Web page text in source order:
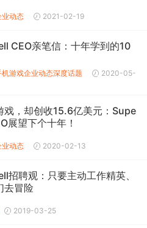
业动态 2021-02-19
CEO亲笔信：十年学到的10
机游戏企业动态深度话题
2020-05-
戏，却创收15.6亿美元：Supe
展望下个十年！
业动态 2020-02-13
招聘观：只要主动工作精英、
去冒险
2019-03-25